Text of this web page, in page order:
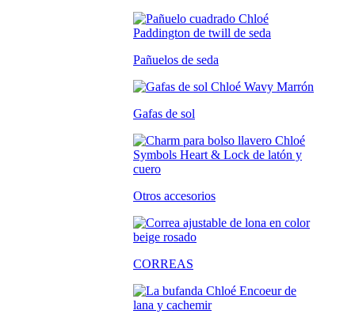
Pañuelos de seda
Gafas de sol
Otros accesorios
CORREAS